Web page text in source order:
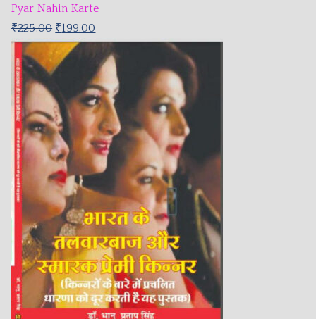
Pyar Nahin Karte
₹225.00 ₹199.00